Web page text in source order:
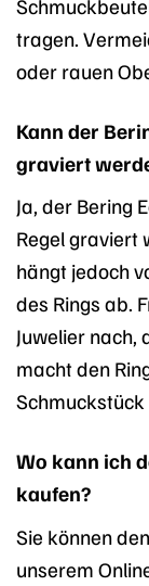
tragen.
oder rauen
Kann der
graviert
Ja, der Bering
Regel graviert
hängt jedoch
des Rings ab.
Juwelier nach,
macht den
Schmuckstück
Wo kann ich
kaufen?
Sie können
unserem